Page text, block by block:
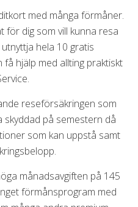
med många förmåner.
för dig som vill kunna resa
hela 10 gratis
hjälp med allting praktiskt
reseförsäkringen som
på semestern då
som kan uppstå samt
månadsavgiften på 145
förmånsprogram med